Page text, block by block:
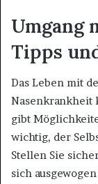
Umgang
Tipps
Das Leben mit
Nasenkrankheit
gibt
wichtig, der
Stellen Sie
sich